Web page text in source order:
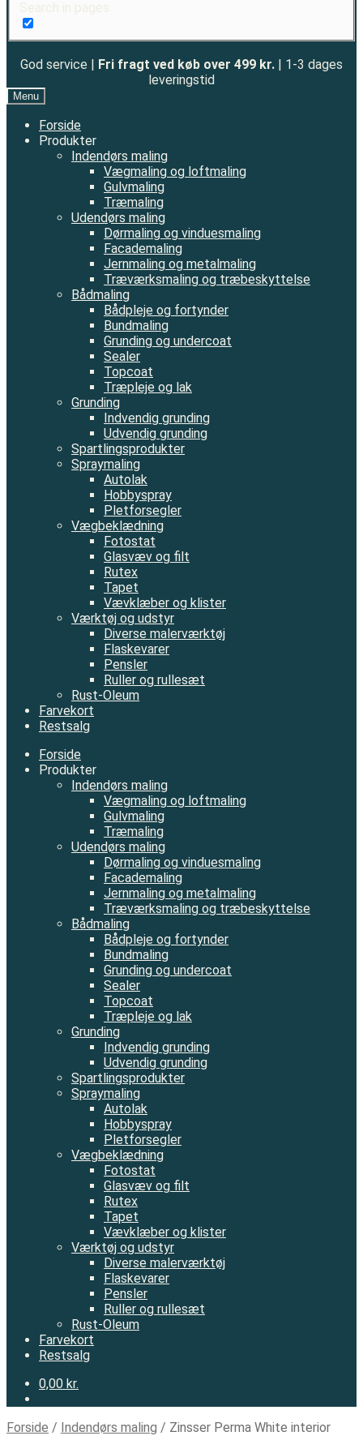
Search in pages
God service | Fri fragt ved køb over 499 kr. | 1-3 dages
leveringstid
Menu
Forside
Produkter
Indendørs maling
Vægmaling og loftmaling
Gulvmaling
Træmaling
Udendørs maling
Dørmaling og vinduesmaling
Facademaling
Jernmaling og metalmaling
Træværksmaling og træbeskyttelse
Bådmaling
Bådpleje og fortynder
Bundmaling
Grunding og undercoat
Sealer
Topcoat
Træpleje og lak
Grunding
Indvendig grunding
Udvendig grunding
Spartlingsprodukter
Spraymaling
Autolak
Hobbyspray
Pletforsegler
Vægbeklædning
Fotostat
Glasvæv og filt
Rutex
Tapet
Vævklæber og klister
Værktøj og udstyr
Diverse malerværktøj
Flaskevarer
Pensler
Ruller og rullesæt
Rust-Oleum
Farvekort
Restsalg
Forside
Produkter
Indendørs maling
Vægmaling og loftmaling
Gulvmaling
Træmaling
Udendørs maling
Dørmaling og vinduesmaling
Facademaling
Jernmaling og metalmaling
Træværksmaling og træbeskyttelse
Bådmaling
Bådpleje og fortynder
Bundmaling
Grunding og undercoat
Sealer
Topcoat
Træpleje og lak
Grunding
Indvendig grunding
Udvendig grunding
Spartlingsprodukter
Spraymaling
Autolak
Hobbyspray
Pletforsegler
Vægbeklædning
Fotostat
Glasvæv og filt
Rutex
Tapet
Vævklæber og klister
Værktøj og udstyr
Diverse malerværktøj
Flaskevarer
Pensler
Ruller og rullesæt
Rust-Oleum
Farvekort
Restsalg
0,00 kr.
Forside / Indendørs maling / Zinsser Perma White interior